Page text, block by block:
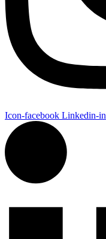
Icon-facebook Linkedin-in